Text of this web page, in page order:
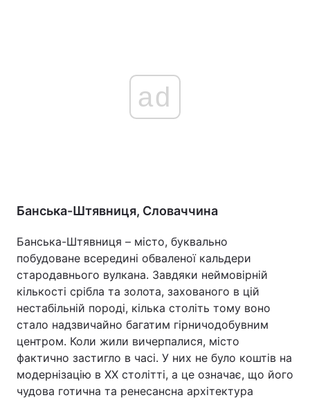
ad
Банська-Штявниця, Словаччина
Банська-Штявниця – місто, буквально
побудоване всередині обваленої кальдери
стародавнього вулкана. Завдяки неймовірній
кількості срібла та золота, захованого в цій
нестабільній породі, кілька століть тому воно
стало надзвичайно багатим гірничодобувним
центром. Коли жили вичерпалися, місто
фактично застигло в часі. У них не було коштів на
модернізацію в XX столітті, а це означає, що його
чудова готична та ренесансна архітектура